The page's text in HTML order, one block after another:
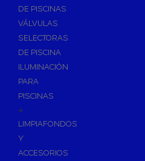
DE PISCINAS
VÁLVULAS
SELECTORAS
DE PISCINA
ILUMINACIÓN
PARA
PISCINAS
+
LIMPIAFONDOS
Y
ACCESORIOS